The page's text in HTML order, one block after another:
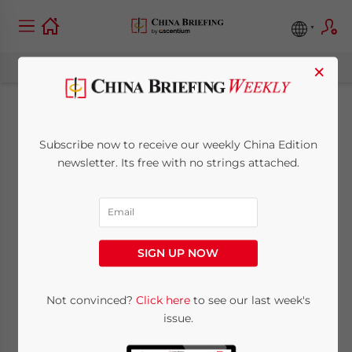
Le système hukou en
Chine : qu’est-ce que
c’est et comment ça
marche ?
Reading Time: 6 minutes
×
Subscribe now to receive our weekly China Edition
newsletter. Its free with no strings attached.
SIGN UP NOW
Not convinced? Click hereto see our last week's
issue.